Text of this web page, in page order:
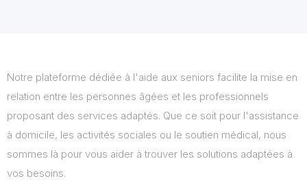
Notre plateforme dédiée à l'aide aux seniors facilite la mise en
relation entre les personnes âgées et les professionnels
proposant des services adaptés. Que ce soit pour l'assistance
à domicile, les activités sociales ou le soutien médical, nous
sommes là pour vous aider à trouver les solutions adaptées à
vos besoins.